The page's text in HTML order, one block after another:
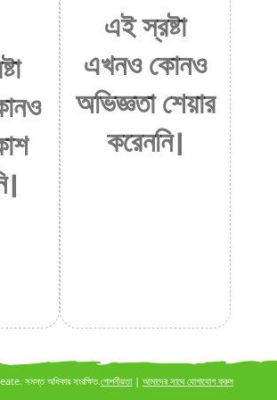
এই স্রষ্টা
এখনও কোনও
অভিজ্ঞতা শেয়ার
করেননি।
গোপনীয়তা |আমাদের সাথে যোগাযোগ করুন
সমস্ত অধিকার সংরক্ষিত.